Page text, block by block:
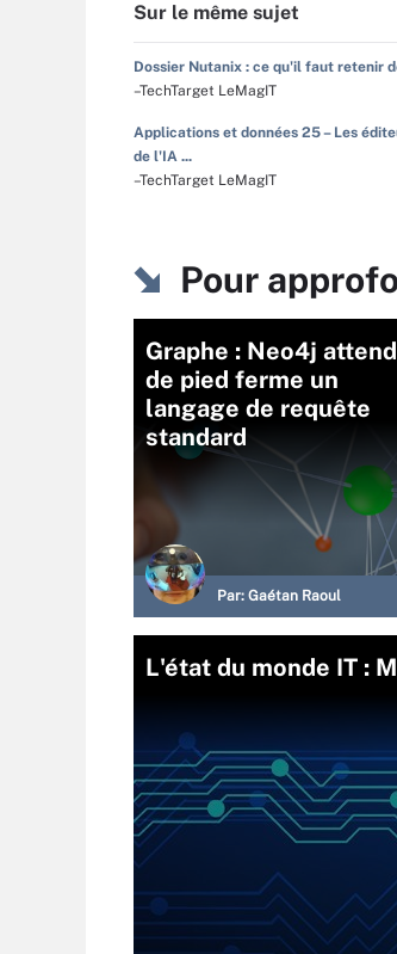
Sur le même sujet
Dossier Nutanix : ce qu'il faut retenir
–TechTarget LeMagIT
Applications et données 25 – Les
de l'IA ...
–TechTarget LeMagIT
Pour
Graphe : Neo4j attend
de pied ferme un
langage de requête
standard
Par: Gaétan Raoul
L'état du monde IT :